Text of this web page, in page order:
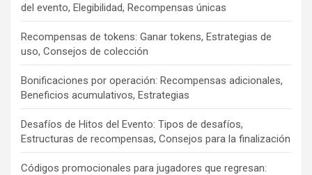
del evento, Elegibilidad, Recompensas únicas
Recompensas de tokens: Ganar tokens, Estrategias de
uso, Consejos de colección
Bonificaciones por operación: Recompensas adicionales,
Beneficios acumulativos, Estrategias
Desafíos de Hitos del Evento: Tipos de desafíos,
Estructuras de recompensas, Consejos para la finalización
Códigos promocionales para jugadores que regresan: